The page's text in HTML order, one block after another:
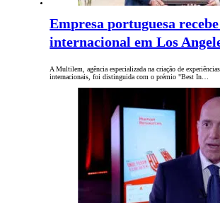
Empresa portuguesa
internacional em Los
A Multilem, agência especializada na criação de
internacionais, foi distinguida com o prémio "Best In…